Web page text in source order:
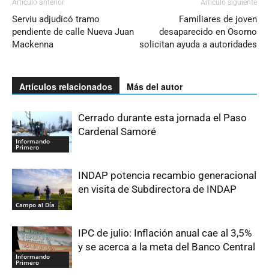
Artículo anterior
Serviu adjudicó tramo
pendiente de calle Nueva Juan
Mackenna
Artículo siguiente
Familiares de joven
desaparecido en Osorno
solicitan ayuda a autoridades
Artículos relacionados Más del autor
Informando
Primero
Cerrado durante esta jornada el Paso
Cardenal Samoré
Campo al Día
INDAP potencia recambio generacional
en visita de Subdirectora de INDAP
Informando
Primero
IPC de julio: Inflación anual cae al 3,5%
y se acerca a la meta del Banco Central